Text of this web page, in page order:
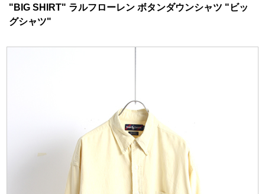
"BIG SHIRT" ラルフローレン ボタンダウンシャツ "ビッ
グシャツ"